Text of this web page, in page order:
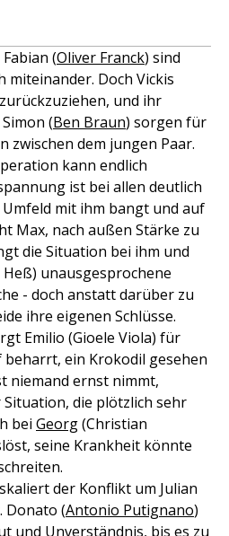
(Oliver Franck) sind
miteinander. Doch Vickis
und ihr
(Ben Braun) sorgen für
zwischen dem jungen Paar.
kann endlich
ist bei allen deutlich
mit ihm bangt und auf
Max, nach außen Stärke zu
die Situation bei ihm und
unausgesprochene
- doch anstatt darüber zu
ihre eigenen Schlüsse.
Emilio (Gioele Viola) für
ein Krokodil gesehen
niemand ernst nimmt,
die plötzlich sehr
bei Georg(Christian
seine Krankheit könnte
der Konflikt um Julian
Donato (Antonio Putignano)
und Unverständnis, bis es zu